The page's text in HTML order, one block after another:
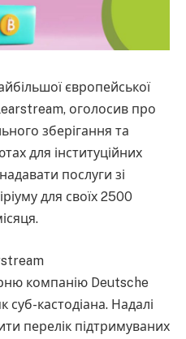
європейської
оголосив про
зберігання та
для інституційних
послуги зі
для своїх 2500
компанію Deutsche
суб-кастодіана. Надалі
перелік підтримуваних